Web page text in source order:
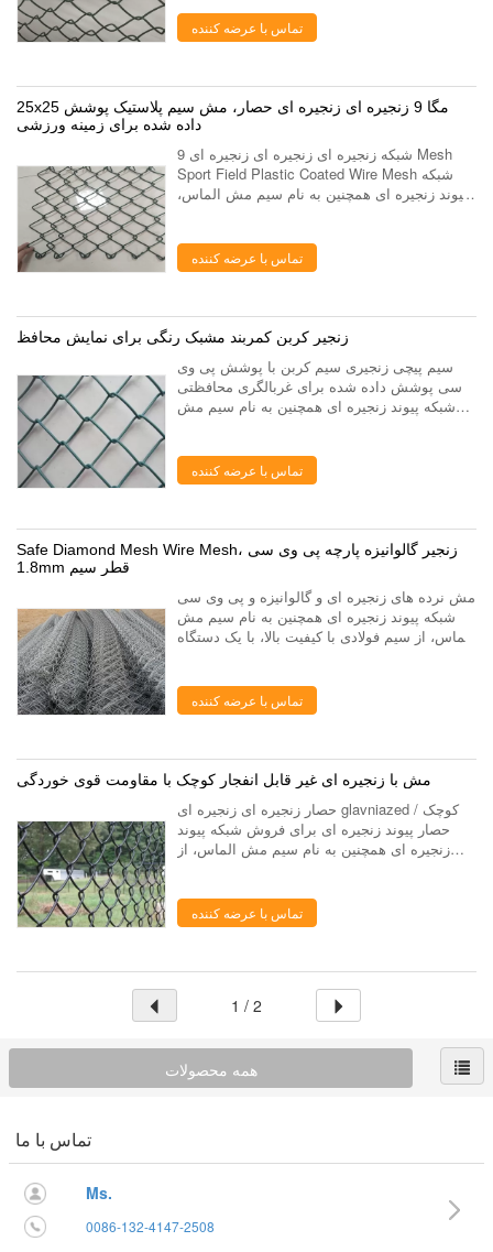
تماس با عرضه کننده
25x25 مگا 9 زنجیره ای زنجیره ای حصار، مش سیم پلاستیک پوشش
داده شده برای زمینه ورزشی
9 شبکه زنجیره ای زنجیره ای زنجیره ای Mesh
Sport Field Plastic Coated Wire Mesh شبکه
پیوند زنجیره ای همچنین به نام سیم مش الماس،
تماس با عرضه کننده
زنجیر کربن کمربند مشبک رنگی برای نمایش محافظ
سیم پیچی زنجیری سیم کربن با پوشش پی وی
سی پوشش داده شده برای غربالگری محافظتی
شبکه پیوند زنجیره ای همچنین به نام سیم مش
تماس با عرضه کننده
Safe Diamond Mesh Wire Mesh، زنجیر گالوانیزه پارچه پی وی سی
1.8mm قطر سیم
مش نرده های زنجیره ای و گالوانیزه و پی وی سی
شبکه پیوند زنجیره ای همچنین به نام سیم مش
الماس، از سیم فولادی با کیفیت بالا، با یک دستگاه
تماس با عرضه کننده
مش با زنجیره ای غیر قابل انفجار کوچک با مقاومت قوی خوردگی
حصار زنجیره ای زنجیره ای glavniazed کوچک /
حصار پیوند زنجیره ای برای فروش شبکه پیوند
زنجیره ای همچنین به نام سیم مش الماس، از
تماس با عرضه کننده
1 / 2
همه محصولات
تماس با ما
Ms.
0086-132-4147-2508